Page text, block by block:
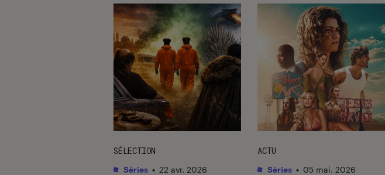
SÉLECTION
Séries • 22 avr. 2026
ACTU
Séries • 05 mai. 2026